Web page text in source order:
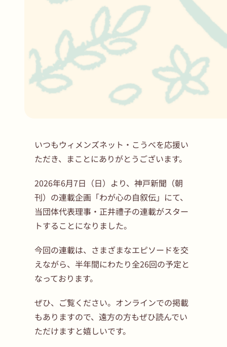
いつもウィメンズネット・こうべを応援い
ただき、まことにありがとうございます。
2026年6月7日（日）より、神戸新聞（朝
刊）の連載企画「わが心の自叙伝」にて、
当団体代表理事・正井禮子の連載がスター
トすることになりました。
今回の連載は、さまざまなエピソードを交
えながら、半年間にわたり全26回の予定と
なっております。
ぜひ、ご覧ください。オンラインでの掲載
もありますので、遠方の方もぜひ読んでい
ただけますと嬉しいです。